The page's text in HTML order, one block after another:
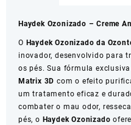
Haydek Ozonizado – Creme
O Haydek Ozonizado da
inovador, desenvolvido para
os pés. Sua fórmula
Matrix 3D com o efeito
um tratamento eficaz e
combater o mau odor,
pés, o Haydek Ozonizado